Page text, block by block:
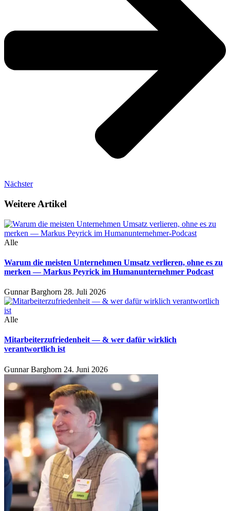
Nächster
Weitere Artikel
Alle
Warum die meisten Unternehmen Umsatz verlieren, ohne es zu
merken — Markus Peyrick im Humanunternehmer Podcast
Gunnar Barghorn 28. Juli 2026
Alle
Mitarbeiterzufriedenheit — & wer dafür wirklich
verantwortlich ist
Gunnar Barghorn 24. Juni 2026